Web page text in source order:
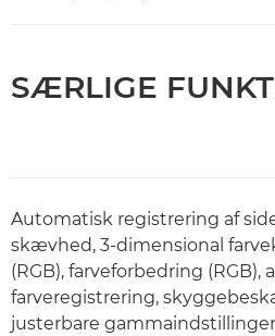
SÆRLIGE
Automatisk registrering af
skævhed, 3-dimensional
(RGB), farveforbedring (RGB),
farveregistrering,
justerbare